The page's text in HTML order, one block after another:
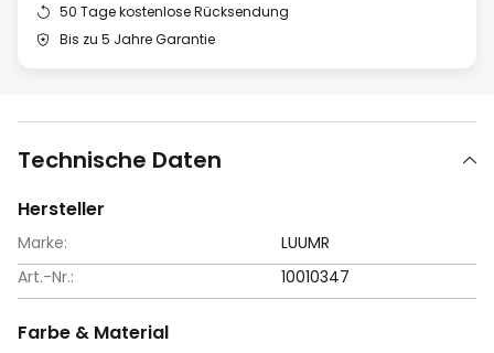
50 Tage kostenlose Rücksendung
Bis zu 5 Jahre Garantie
Technische Daten
Hersteller
Marke:
LUUMR
Art.-Nr.:
10010347
Farbe & Material